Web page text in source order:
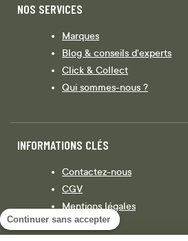
Continuer sans accepter
NOS SERVICES
Marques
Blog & conseils d'experts
Click & Collect
Qui sommes-nous ?
INFORMATIONS CLÉS
Contactez-nous
CGV
Mentions légales
Législation